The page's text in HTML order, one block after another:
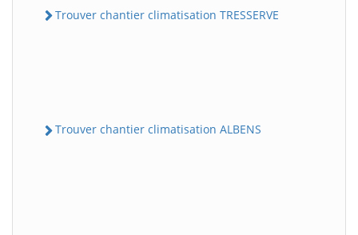
Trouver chantier climatisation TRESSERVE
Trouver chantier climatisation ALBENS